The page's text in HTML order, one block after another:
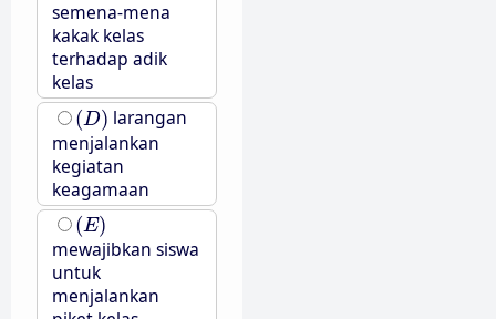
semena-mena
kakak kelas
terhadap adik
kelas
(D)
(D) larangan
menjalankan
kegiatan
keagamaan
(E)
(E)
mewajibkan siswa
untuk
menjalankan